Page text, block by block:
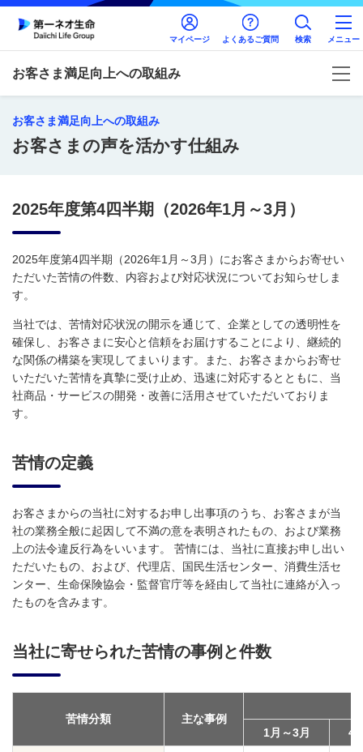
マイページ よくあるご質問 検索 メニュー
お客さま満足向上への取組み
お客さまの声を活かす仕組み
2025年度第4四半期（2026年1月～3月）
2025年度第4四半期（2026年1月～3月）にお客さまからお寄せい
ただいた苦情の件数、内容および対応状況についてお知らせしま
す。
当社では、苦情対応状況の開示を通じて、企業としての透明性を
確保し、お客さまに安心と信頼をお届けすることにより、継続的
な関係の構築を実現してまいります。また、お客さまからお寄せ
いただいた苦情を真摯に受け止め、迅速に対応するとともに、当
社商品・サービスの開発・改善に活用させていただいておりま
す。
苦情の定義
お客さまからの当社に対するお申し出事項のうち、お客さまが当
社の業務全般に起因して不満の意を表明されたもの、および業務
上の法令違反行為をいいます。 苦情には、当社に直接お申し出い
ただいたもの、および、代理店、国民生活センター、消費生活セ
ンター、生命保険協会・監督官庁等を経由して当社に連絡が入っ
たものを含みます。
当社に寄せられた苦情の事例と件数
苦情分類
主な事例
1月～3月
4
お客さま満足向上への取組み